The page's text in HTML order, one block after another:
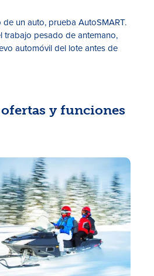
un auto, prueba AutoSMART.
trabajo pesado de antemano,
automóvil del lote antes de
y funciones